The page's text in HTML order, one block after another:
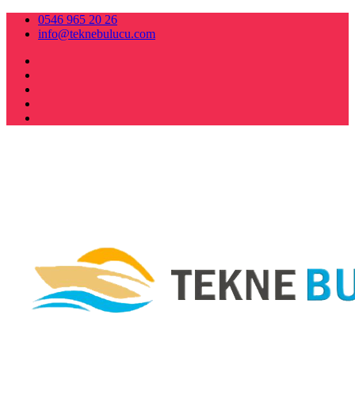
0546 965 20 26
info@teknebulucu.com